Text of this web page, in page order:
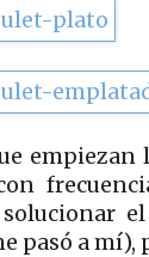
empiezan
solucionar
pasó a